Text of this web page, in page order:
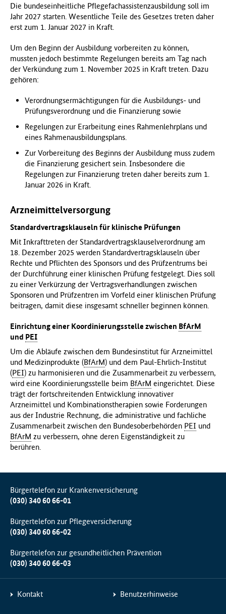
Die bundeseinheitliche Pflegefachassistenzausbildung soll im
Jahr 2027 starten. Wesentliche Teile des Gesetzes treten daher
erst zum 1. Januar 2027 in Kraft.
Um den Beginn der Ausbildung vorbereiten zu können,
mussten jedoch bestimmte Regelungen bereits am Tag nach
der Verkündung zum 1. November 2025 in Kraft treten. Dazu
gehören:
Verordnungsermächtigungen für die Ausbildungs- und
Prüfungsverordnung und die Finanzierung sowie
Regelungen zur Erarbeitung eines Rahmenlehrplans und
eines Rahmenausbildungsplans.
Zur Vorbereitung des Beginns der Ausbildung muss zudem
die Finanzierung gesichert sein. Insbesondere die
Regelungen zur Finanzierung treten daher bereits zum 1.
Januar 2026 in Kraft.
Arzneimittelversorgung
Standardvertragsklauseln für klinische Prüfungen
Mit Inkrafttreten der Standardvertragsklauselverordnung am
18. Dezember 2025 werden Standardvertragsklauseln über
Rechte und Pflichten des Sponsors und des Prüfzentrums bei
der Durchführung einer klinischen Prüfung festgelegt. Dies soll
zu einer Verkürzung der Vertragsverhandlungen zwischen
Sponsoren und Prüfzentren im Vorfeld einer klinischen Prüfung
beitragen, damit diese insgesamt schneller beginnen können.
Einrichtung einer Koordinierungsstelle zwischen BfArM
und PEI
Um die Abläufe zwischen dem Bundesinstitut für Arzneimittel
und Medizinprodukte (BfArM) und dem Paul-Ehrlich-Institut
(PEI) zu harmonisieren und die Zusammenarbeit zu verbessern,
wird eine Koordinierungsstelle beim BfArM eingerichtet. Diese
trägt der fortschreitenden Entwicklung innovativer
Arzneimittel und Kombinationstherapien sowie Forderungen
aus der Industrie Rechnung, die administrative und fachliche
Zusammenarbeit zwischen den Bundesoberbehörden PEI und
BfArM zu verbessern, ohne deren Eigenständigkeit zu
berühren.
Bürgertelefon zur Krankenversicherung
(030) 340 60 66-01
Bürgertelefon zur Pflegeversicherung
(030) 340 60 66-02
Bürgertelefon zur gesundheitlichen Prävention
(030) 340 60 66-03
Kontakt Benutzerhinweise